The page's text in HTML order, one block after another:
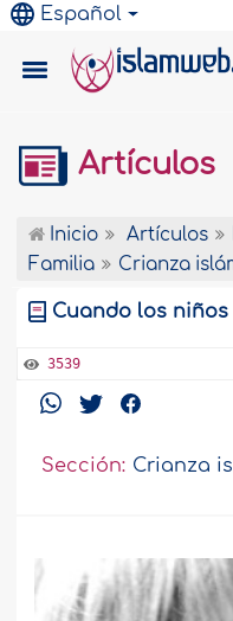
Español
Artículos
Inicio Artículos
Familia
Crianza
Cuando los
3539
Sección: Crianza